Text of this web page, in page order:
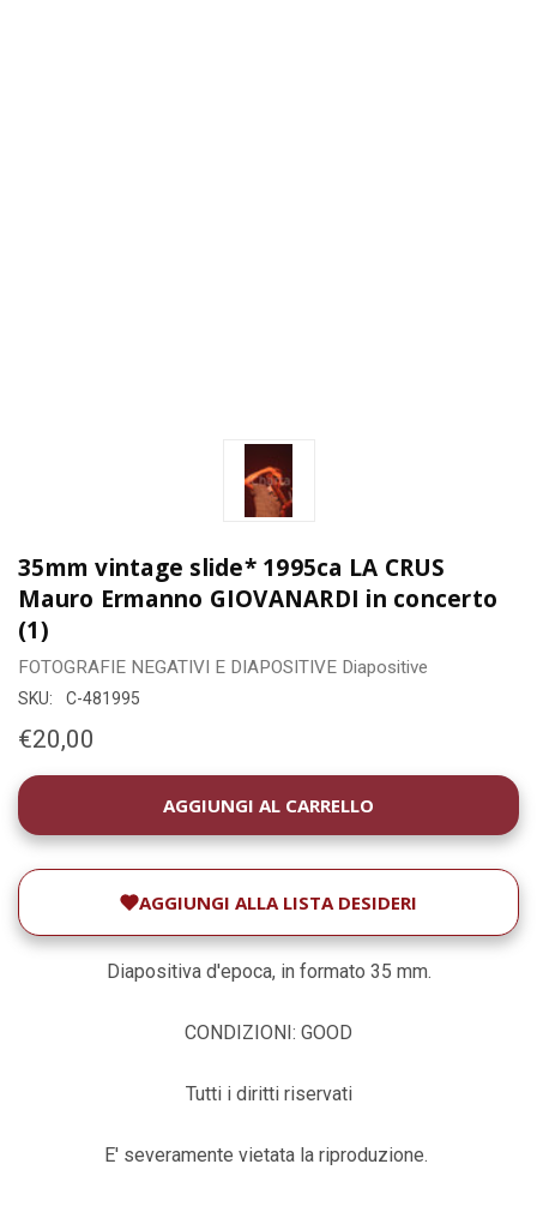
35mm vintage slide* 1995ca LA CRUS
Mauro Ermanno GIOVANARDI in concerto
(1)
FOTOGRAFIE NEGATIVI E DIAPOSITIVE Diapositive
SKU: C-481995
€20,00
DISPONIBILITÀ
ATTUALE:
AGGIUNGI ALLA LISTA DESIDERI
Diapositiva d'epoca, in formato 35 mm.
CONDIZIONI: GOOD
Tutti i diritti riservati
E' severamente vietata la riproduzione.